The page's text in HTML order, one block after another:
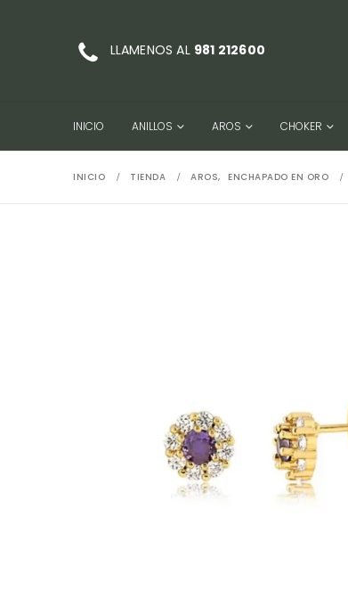
LLAMENOS AL 981 212600
INICIO ANILLOS AROS CHOKER
INICIO TIENDA AROS, ENCHAPADO EN ORO